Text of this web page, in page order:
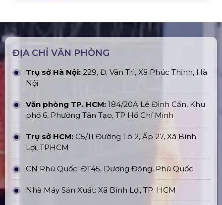
ĐỊA CHỈ VĂN PHÒNG
Trụ sở Hà Nội: 229, Đ. Vân Trì, Xã Phúc Thịnh, Hà
Nội
Văn phòng TP. HCM: 184/20A Lê Đình Cẩn, Khu
phố 6, Phường Tân Tạo, TP Hồ Chí Minh
Trụ sở HCM: G5/11 Đường Lô 2, Ấp 27, Xã Bình
Lợi, TPHCM
CN Phú Quốc: ĐT45, Dương Đông, Phú Quốc
Nhà Máy Sản Xuất: Xã Bình Lợi, TP. HCM